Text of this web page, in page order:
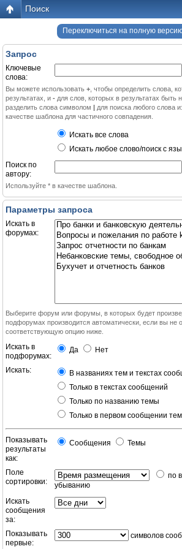
Поиск
Переключиться на полную
Запрос
Ключевые
слова:
Вы можете использовать + , чтобы определить слова,
результатах, и - для слов, которых в результатах
разделить слова символом | для поиска любого слова
качестве шаблона для частичного совпадения.
Искать все слова
Искать любое слово/поиск с
Поиск по
автору:
Используйте * в качестве шаблона.
Параметры запроса
Искать в
форумах:
Выберите форум или форумы, в которых будет
подфорумах производится автоматически, если вы не
соответствующую опцию ниже.
Искать в
подфорумах:
Да Нет
Искать:
В названиях тем и текстах
Только в текстах сообщений
Только по названию темы
Только в первом сообщении
Показывать
результаты
как:
Сообщения Темы
Поле
сортировки:
по
убыванию
Искать
сообщения
за:
Показывать
первые:
символов